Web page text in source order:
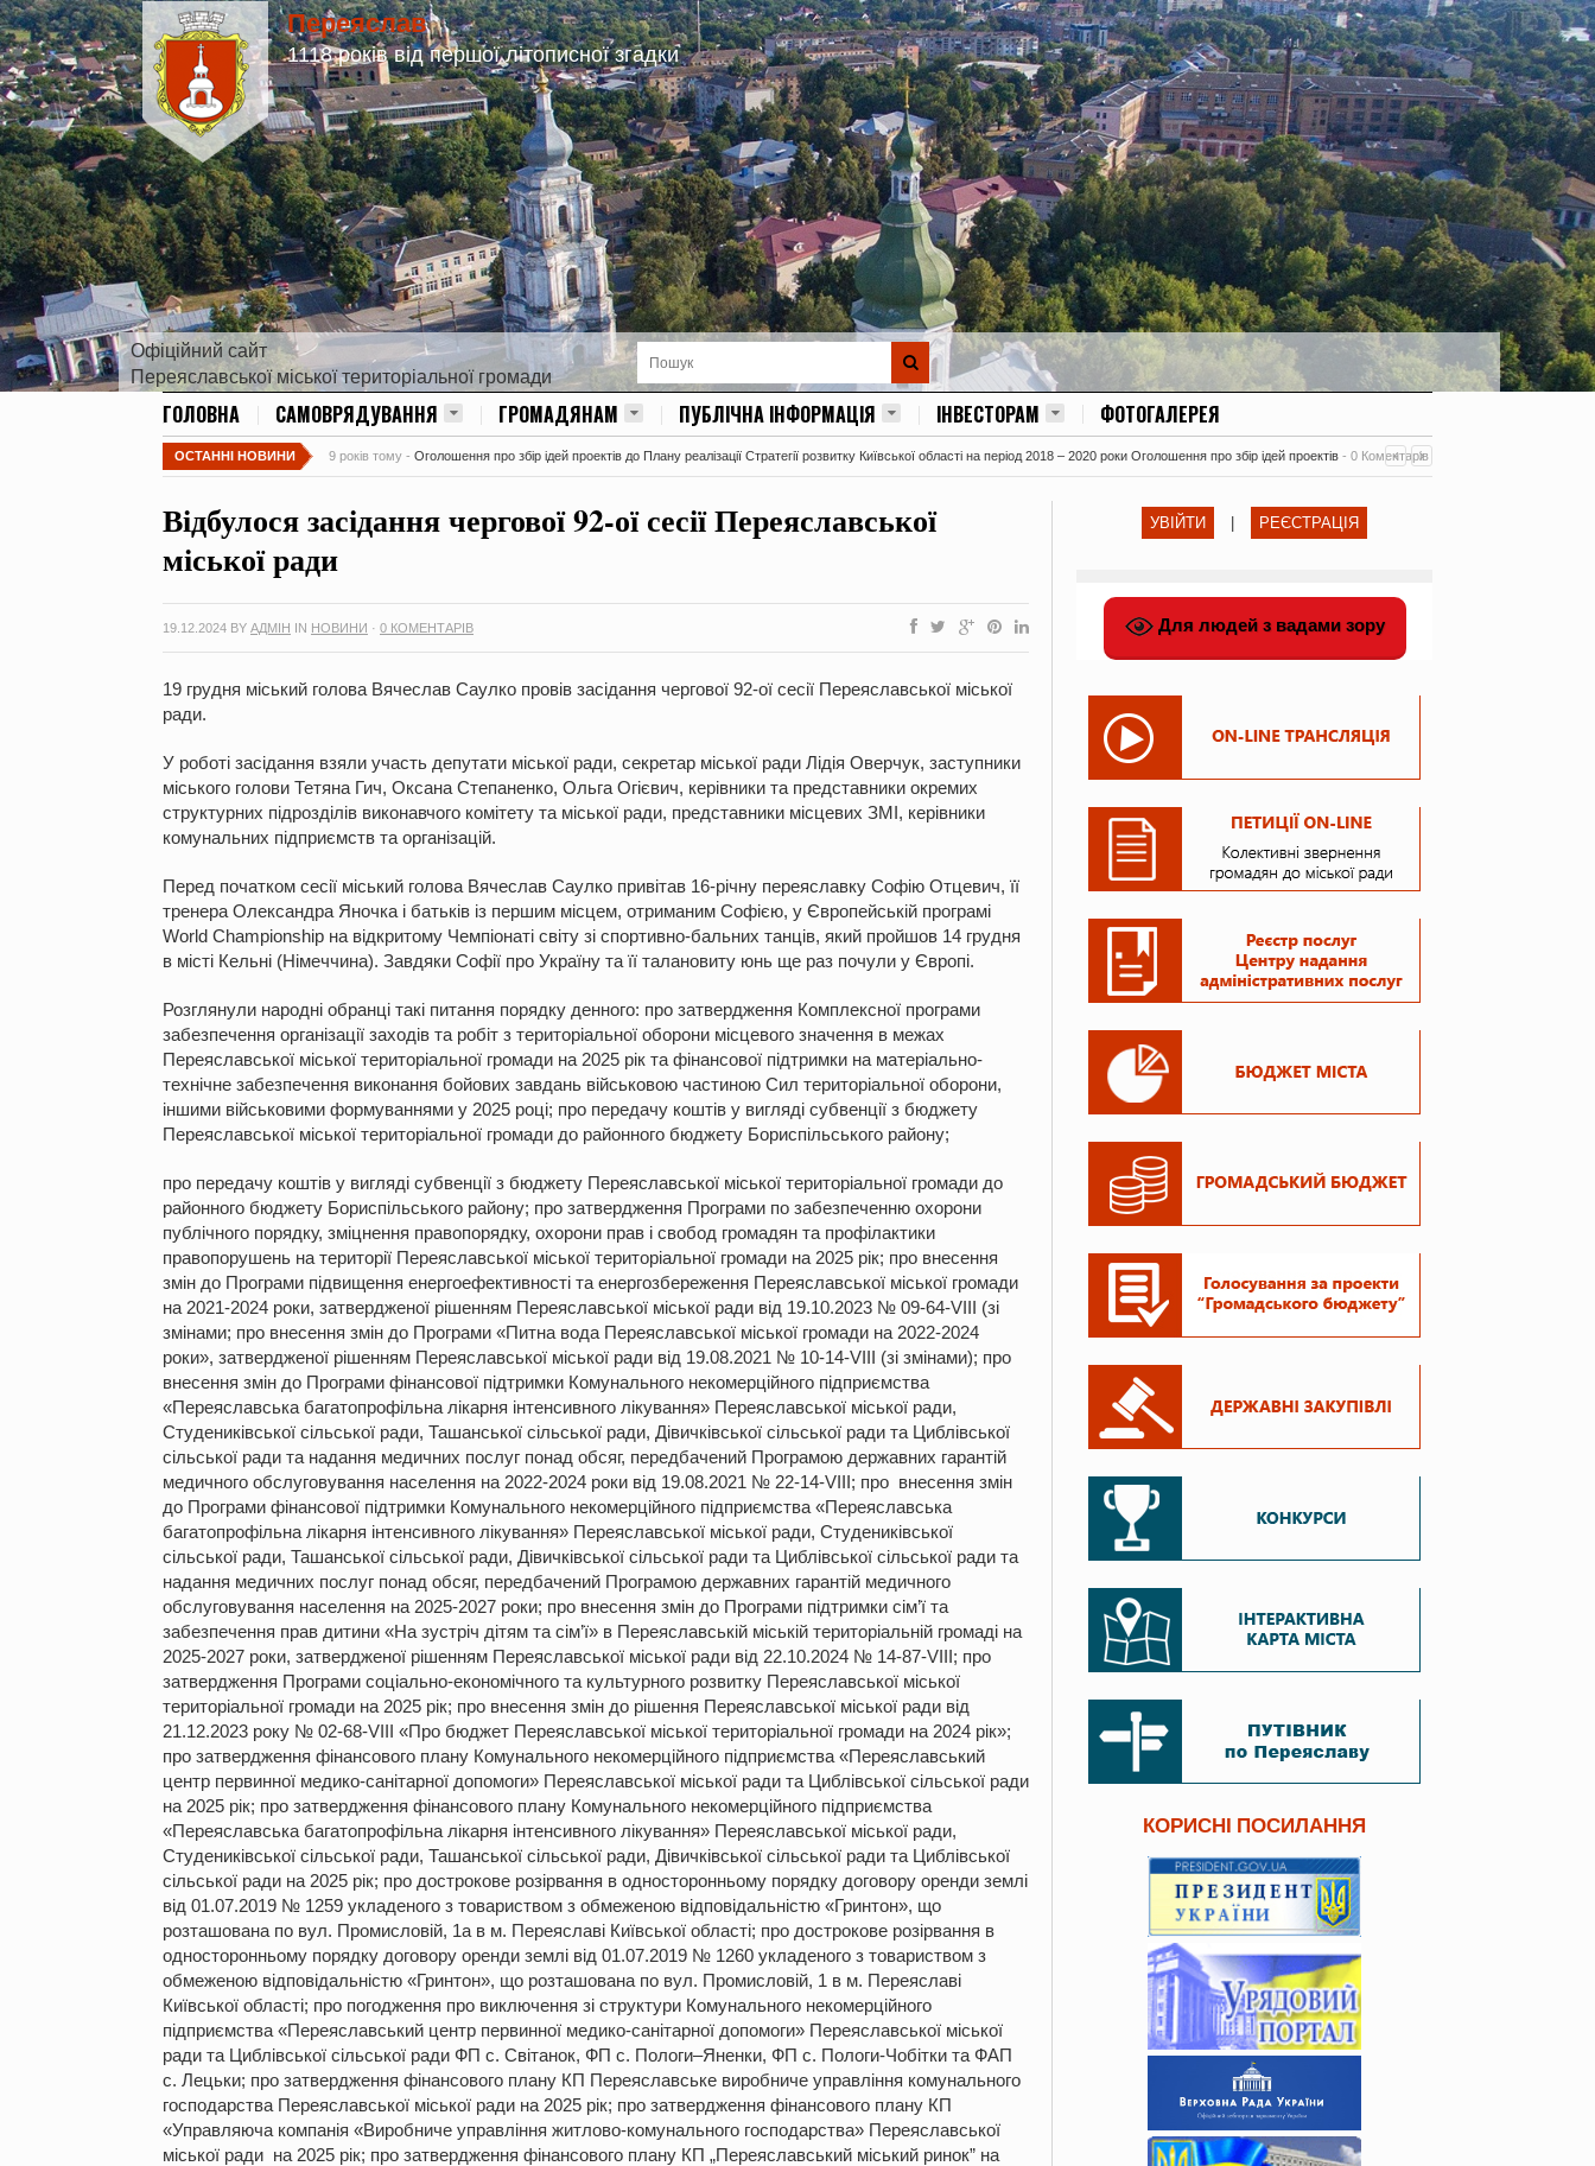
Переяслав
1118 років від першої літописної згадки
Офіційний сайт
Переяславської міської територіальної громади
ГОЛОВНА САМОВРЯДУВАННЯ ГРОМАДЯНАМ ПУБЛІЧНА ІНФОРМАЦІЯ ІНВЕСТОРАМ ФОТОГАЛЕРЕЯ
ОСТАННІ НОВИНИ 9 років тому - Оголошення про збір ідей проектів до Плану реалізації Стратегії розвитку Київської області на період 2018 – 2020 роки Оголошення про збір ідей проектів - 0 Коментарів
Відбулося засідання чергової 92-ої сесії Переяславської
міської ради
19.12.2024 BY АДМІН IN НОВИНИ · 0 КОМЕНТАРІВ
19 грудня міський голова Вячеслав Саулко провів засідання чергової 92-ої сесії Переяславської міської
ради.
У роботі засідання взяли участь депутати міської ради, секретар міської ради Лідія Оверчук, заступники
міського голови Тетяна Гич, Оксана Степаненко, Ольга Огієвич, керівники та представники окремих
структурних підрозділів виконавчого комітету та міської ради, представники місцевих ЗМІ, керівники
комунальних підприємств та організацій.
Перед початком сесії міський голова Вячеслав Саулко привітав 16-річну переяславку Софію Отцевич, її
тренера Олександра Яночка і батьків із першим місцем, отриманим Софією, у Європейській програмі
World Championship на відкритому Чемпіонаті світу зі спортивно-бальних танців, який пройшов 14 грудня
в місті Кельні (Німеччина). Завдяки Софії про Україну та її талановиту юнь ще раз почули у Європі.
Розглянули народні обранці такі питання порядку денного: про затвердження Комплексної програми
забезпечення організації заходів та робіт з територіальної оборони місцевого значення в межах
Переяславської міської територіальної громади на 2025 рік та фінансової підтримки на матеріально-
технічне забезпечення виконання бойових завдань військовою частиною Сил територіальної оборони,
іншими військовими формуваннями у 2025 році; про передачу коштів у вигляді субвенції з бюджету
Переяславської міської територіальної громади до районного бюджету Бориспільського району;
про передачу коштів у вигляді субвенції з бюджету Переяславської міської територіальної громади до
районного бюджету Бориспільського району; про затвердження Програми по забезпеченню охорони
публічного порядку, зміцнення правопорядку, охорони прав і свобод громадян та профілактики
правопорушень на території Переяславської міської територіальної громади на 2025 рік; про внесення
змін до Програми підвищення енергоефективності та енергозбереження Переяславської міської громади
на 2021-2024 роки, затвердженої рішенням Переяславської міської ради від 19.10.2023 № 09-64-VIII (зі
змінами; про внесення змін до Програми «Питна вода Переяславської міської громади на 2022-2024
роки», затвердженої рішенням Переяславської міської ради від 19.08.2021 № 10-14-VIII (зі змінами); про
внесення змін до Програми фінансової підтримки Комунального некомерційного підприємства
«Переяславська багатопрофільна лікарня інтенсивного лікування» Переяславської міської ради,
Студениківської сільської ради, Ташанської сільської ради, Дівичківської сільської ради та Циблівської
сільської ради та надання медичних послуг понад обсяг, передбачений Програмою державних гарантій
медичного обслуговування населення на 2022-2024 роки від 19.08.2021 № 22-14-VIII; про внесення змін
до Програми фінансової підтримки Комунального некомерційного підприємства «Переяславська
багатопрофільна лікарня інтенсивного лікування» Переяславської міської ради, Студениківської
сільської ради, Ташанської сільської ради, Дівичківської сільської ради та Циблівської сільської ради та
надання медичних послуг понад обсяг, передбачений Програмою державних гарантій медичного
обслуговування населення на 2025-2027 роки; про внесення змін до Програми підтримки сім’ї та
забезпечення прав дитини «На зустріч дітям та сім’ї» в Переяславській міській територіальній громаді на
2025-2027 роки, затвердженої рішенням Переяславської міської ради від 22.10.2024 № 14-87-VIII; про
затвердження Програми соціально-економічного та культурного розвитку Переяславської міської
територіальної громади на 2025 рік; про внесення змін до рішення Переяславської міської ради від
21.12.2023 року № 02-68-VІІІ «Про бюджет Переяславської міської територіальної громади на 2024 рік»;
про затвердження фінансового плану Комунального некомерційного підприємства «Переяславський
центр первинної медико-санітарної допомоги» Переяславської міської ради та Циблівської сільської ради
на 2025 рік; про затвердження фінансового плану Комунального некомерційного підприємства
«Переяславська багатопрофільна лікарня інтенсивного лікування» Переяславської міської ради,
Студениківської сільської ради, Ташанської сільської ради, Дівичківської сільської ради та Циблівської
сільської ради на 2025 рік; про дострокове розірвання в односторонньому порядку договору оренди землі
від 01.07.2019 № 1259 укладеного з товариством з обмеженою відповідальністю «Гринтон», що
розташована по вул. Промисловій, 1а в м. Переяславі Київської області; про дострокове розірвання в
односторонньому порядку договору оренди землі від 01.07.2019 № 1260 укладеного з товариством з
обмеженою відповідальністю «Гринтон», що розташована по вул. Промисловій, 1 в м. Переяславі
Київської області; про погодження про виключення зі структури Комунального некомерційного
підприємства «Переяславський центр первинної медико-санітарної допомоги» Переяславської міської
ради та Циблівської сільської ради ФП с. Світанок, ФП с. Пологи–Яненки, ФП с. Пологи-Чобітки та ФАП
с. Лецьки; про затвердження фінансового плану КП Переяславське виробниче управління комунального
господарства Переяславської міської ради на 2025 рік; про затвердження фінансового плану КП
«Управляюча компанія «Виробниче управління житлово-комунального господарства» Переяславської
міської ради на 2025 рік; про затвердження фінансового плану КП „Переяславський міський ринок” на
УВІЙТИ РЕЄСТРАЦІЯ
Для людей з вадами зору
КОРИСНІ ПОСИЛАННЯ